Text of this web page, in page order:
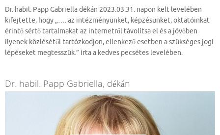
Dr. habil. Papp Gabriella dékán 2023.03.31. napon kelt levelében
kifejtette, hogy „…. az intézményünket, képzésünket, oktatóinkat
érintő sértő tartalmakat az internetről távolítsa el és a jövőben
ilyenek közlésétől tartózkodjon, ellenkező esetben a szükséges jogi
lépéseket megtesszük.” írta a kedves pecsétes levelében.
Dr. habil. Papp Gabriella, dékán